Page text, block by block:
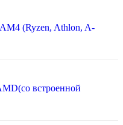
(Ryzen, Athlon, A-
встроенной